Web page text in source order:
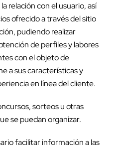
relación con el usuario, así
ofrecido a través del sitio
pudiendo realizar
de perfiles y labores
con el objeto de
a sus características y
en línea del cliente.
sorteos u otras
se puedan organizar.
facilitar información a las